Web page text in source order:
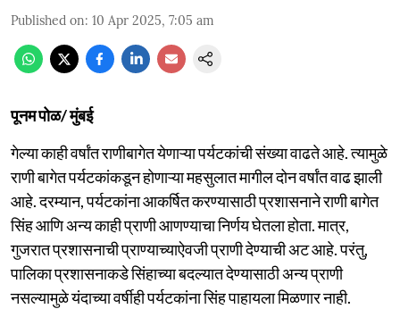
Published on: 10 Apr 2025, 7:05 am
पूनम पोळ/ मुंबई
गेल्या काही वर्षांत राणीबागेत येणाऱ्या पर्यटकांची संख्या वाढते आहे. त्यामुळे
राणी बागेत पर्यटकांकडून होणाऱ्या महसुलात मागील दोन वर्षांत वाढ झाली
आहे. दरम्यान, पर्यटकांना आकर्षित करण्यासाठी प्रशासनाने राणी बागेत
सिंह आणि अन्य काही प्राणी आणण्याचा निर्णय घेतला होता. मात्र,
गुजरात प्रशासनाची प्राण्याच्याऐवजी प्राणी देण्याची अट आहे. परंतु,
पालिका प्रशासनाकडे सिंहाच्या बदल्यात देण्यासाठी अन्य प्राणी
नसल्यामुळे यंदाच्या वर्षीही पर्यटकांना सिंह पाहायला मिळणार नाही.